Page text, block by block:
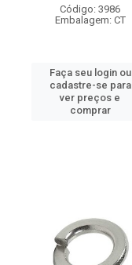
Código: 3986
Embalagem: CT
Faça seu login ou
cadastre-se para
ver preços e
comprar